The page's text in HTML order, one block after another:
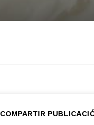
COMPARTIR